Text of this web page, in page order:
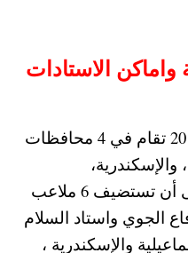
واماكن الاستادات
يذكر أن بطولة أمم افريقيا 2019 تقام في 4 محافظات
والإسماعيلية، والسويس، على أن تستضيف 6 ملاعب
الجوي واستاد السلام
والإسكندرية ،